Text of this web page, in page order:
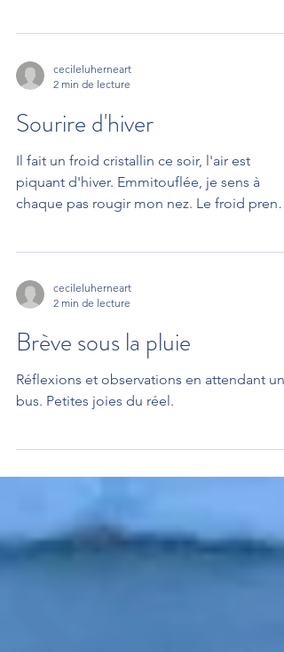
aveuglantes Ourlant brumes et lambeaux
nuances gris-bleu. Je rêve assise, vague, et
mes pensées labiles Se perdent sans
ancrage dans le film des nues. Je suis dans
leur ballet les volutes ténues Leurs plans
évanescents aux variations subtiles. Dans la
nappe mobile, lyrique, incertaine, L'azur
opaque et mat, lors de trouées soudaines
cecileluherneart
2 min de lecture
Sourire d'hiver
Il fait un froid cristallin ce soir, l'air est
chaque pas rougir mon nez. Le froid prend
cecileluherneart
2 min de lecture
Brève sous la pluie
bus. Petites joies du réel.